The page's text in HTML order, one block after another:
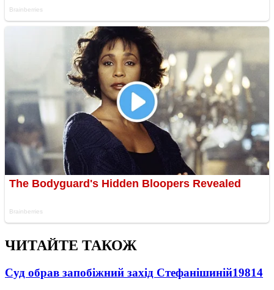
ЧИТАЙТЕ ТАКОЖ
Суд обрав запобіжний захід Стефанішиній19814